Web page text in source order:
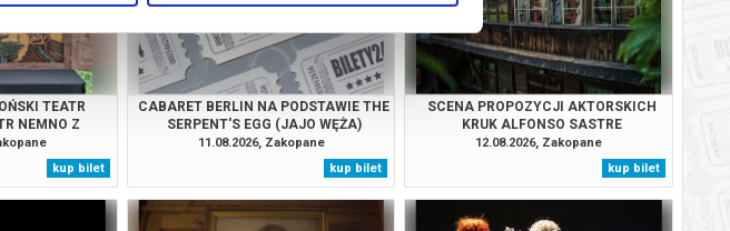
TEATR
NEMNO Z
kup bilet
CABARET BERLIN NA PODSTAWIE THE
SERPENT'S EGG (JAJO WĘŻA)
INGMARA BERGMANA - PREMIERA!
11.08.2026, Zakopane
kup bilet
SCENA PROPOZYCJI AKTORSKICH
KRUK ALFONSO SASTRE
12.08.2026, Zakopane
kup bilet